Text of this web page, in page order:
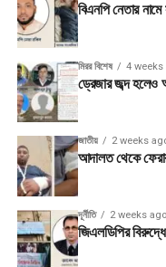
বিএনপি নেতার নামে
মিরর বিশেষ 4 weeks
ড্রেজার জব্দ হলেও
জাতীয় 2 weeks
আদালত থেকে
দূর্নীতি 2 weeks ago
জিএলডিপির